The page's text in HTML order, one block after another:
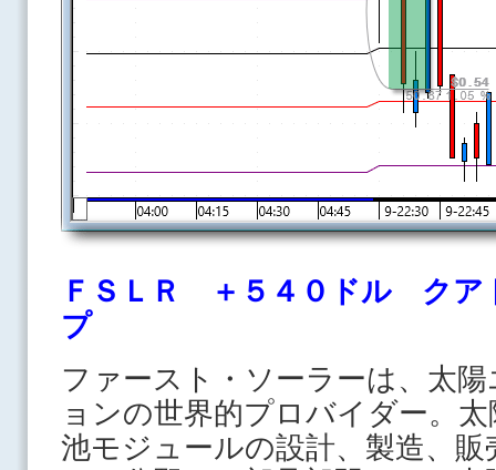
ＦＳＬＲ ＋５４０ドル クア
プ
ファースト・ソーラーは、太
ョンの世界的プロバイダー。
池モジュールの設計、製造、